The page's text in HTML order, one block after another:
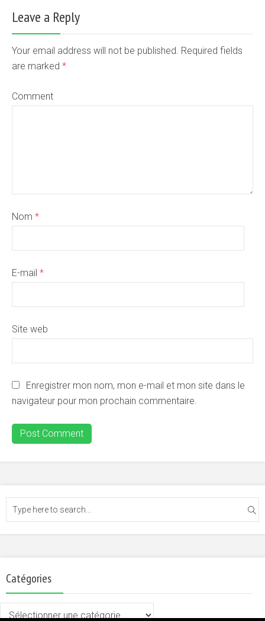
Leave a Reply
Your email address will not be published. Required fields
are marked *
Comment
Nom *
E-mail *
Site web
Enregistrer mon nom, mon e-mail et mon site dans le
navigateur pour mon prochain commentaire.
Catégories